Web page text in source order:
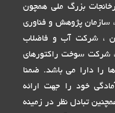
بزرگ ملی همچون
پژوهش و فناوری
، شرکت آب و فاضلاب
، شرکت سوخت راکتورهای
را دارا می باشد. ضمنا
خود را جهت ارائه
تبادل نظر در زمینه